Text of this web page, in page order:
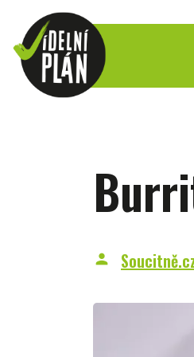
person